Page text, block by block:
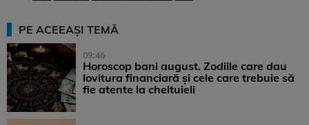
PE ACEEAȘI TEMĂ
09:46
Horoscop bani august. Zodiile care dau
lovitura financiară și cele care trebuie să
fie atente la cheltuieli